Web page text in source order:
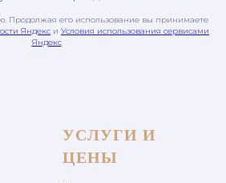
Продолжая его использование вы принимаете
Яндекс и Условия использования сервисами
Яндекс
УСЛУГИ И
ЦЕНЫ